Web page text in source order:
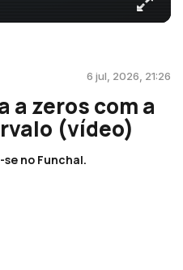
6 jul, 2026, 21:26
a zeros com a
(vídeo)
no Funchal.